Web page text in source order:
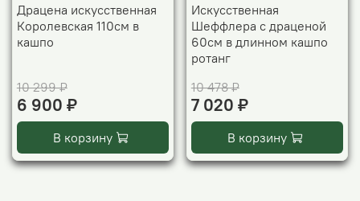
Драцена искусственная
Королевская 110см в
кашпо
10 299 ₽
6 900 ₽
В корзину
Искусственная
Шеффлера с драценой
60см в длинном кашпо
ротанг
10 478 ₽
7 020 ₽
В корзину